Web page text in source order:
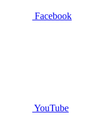
Facebook
YouTube